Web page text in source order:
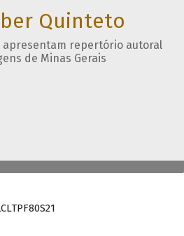
Quinteto
apresentam repertório autoral
de Minas Gerais